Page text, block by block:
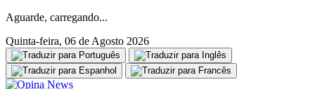
Aguarde, carregando...
Quinta-feira, 06 de Agosto 2026